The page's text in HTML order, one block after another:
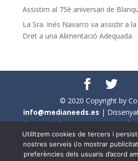
Assistim al 75è aniversari de
La Sra. Inés Navarro va assistir a
Dret a una Alimentació Adequada
© 2020 Copyright by
info@medianeeds.es |
| Tots els drets reservats a
Avís per
En aquest web s'ha tingut en
Utilitzem cookies de tercers i
nostres serveis i/o mostrar
preferències dels usuaris d’acord